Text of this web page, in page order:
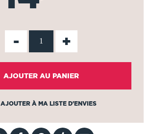
- +
AJOUTER AU PANIER
AJOUTER À MA LISTE D'ENVIES